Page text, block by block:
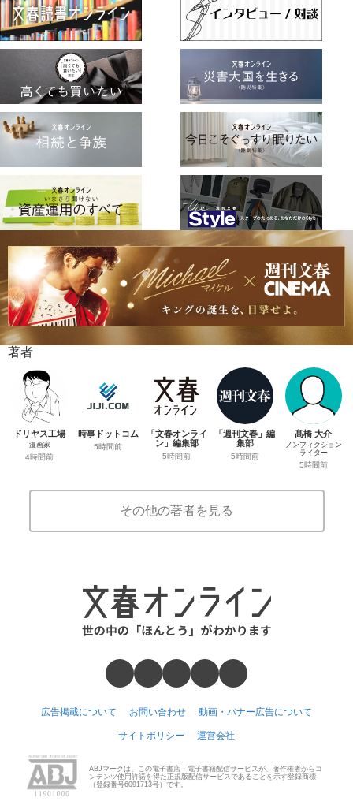
著者
ドリヤス工場
漫画家
4時間前
時事ドットコム
5時間前
「文春オンライ
ン」編集部
5時間前
「週刊文春」編
集部
5時間前
髙橋 大介
ノンフィクション
ライター
5時間前
その他の著者を見る
広告掲載について お問い合わせ 動画・バナー広告について
サイトポリシー 運営会社
ABJマークは、この電子書店・電子書籍配信サービスが、著作権者からコ
ンテンツ使用許諾を得た正規版配信サービスであることを示す登録商標
（登録番号6091713号）です。